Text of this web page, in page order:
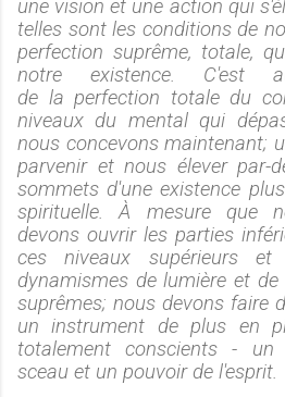
une vision et une action qui
telles sont les conditions de
perfection suprême, totale,
notre existence. C'est
de la perfection totale du
niveaux du mental qui
nous concevons maintenant;
parvenir et nous élever par-
sommets d'une existence
spirituelle. À mesure que
devons ouvrir les parties
ces niveaux supérieurs
dynamismes de lumière et
suprêmes; nous devons faire
un instrument de plus en
totalement conscients - un
sceau et un pouvoir de l'esprit.